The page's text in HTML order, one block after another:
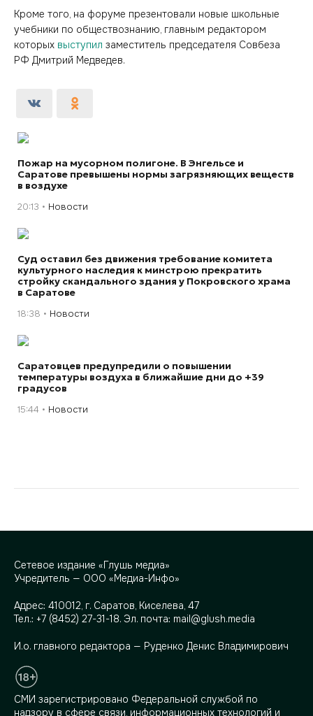
Кроме того, на форуме презентовали новые школьные
учебники по обществознанию, главным редактором
которых выступил заместитель председателя Совбеза
РФ Дмитрий Медведев.
Пожар на мусорном полигоне. В Энгельсе и
Саратове превышены нормы загрязняющих веществ
в воздухе
20:13 Новости
Суд оставил без движения требование комитета
культурного наследия к минстрою прекратить
стройку скандального здания у Покровского храма
в Саратове
18:38 Новости
Саратовцев предупредили о повышении
температуры воздуха в ближайшие дни до +39
градусов
15:44 Новости
Сетевое издание «Глушь медиа»
Учредитель — ООО «Медиа-Инфо»
Адрес: 410012, г. Саратов, Киселева, 47
Тел.: +7 (8452) 27-31-18. Эл. почта: mail@glush.media
И.о. главного редактора — Руденко Денис Владимирович
СМИ зарегистрировано Федеральной службой по
надзору в сфере связи, информационных технологий и